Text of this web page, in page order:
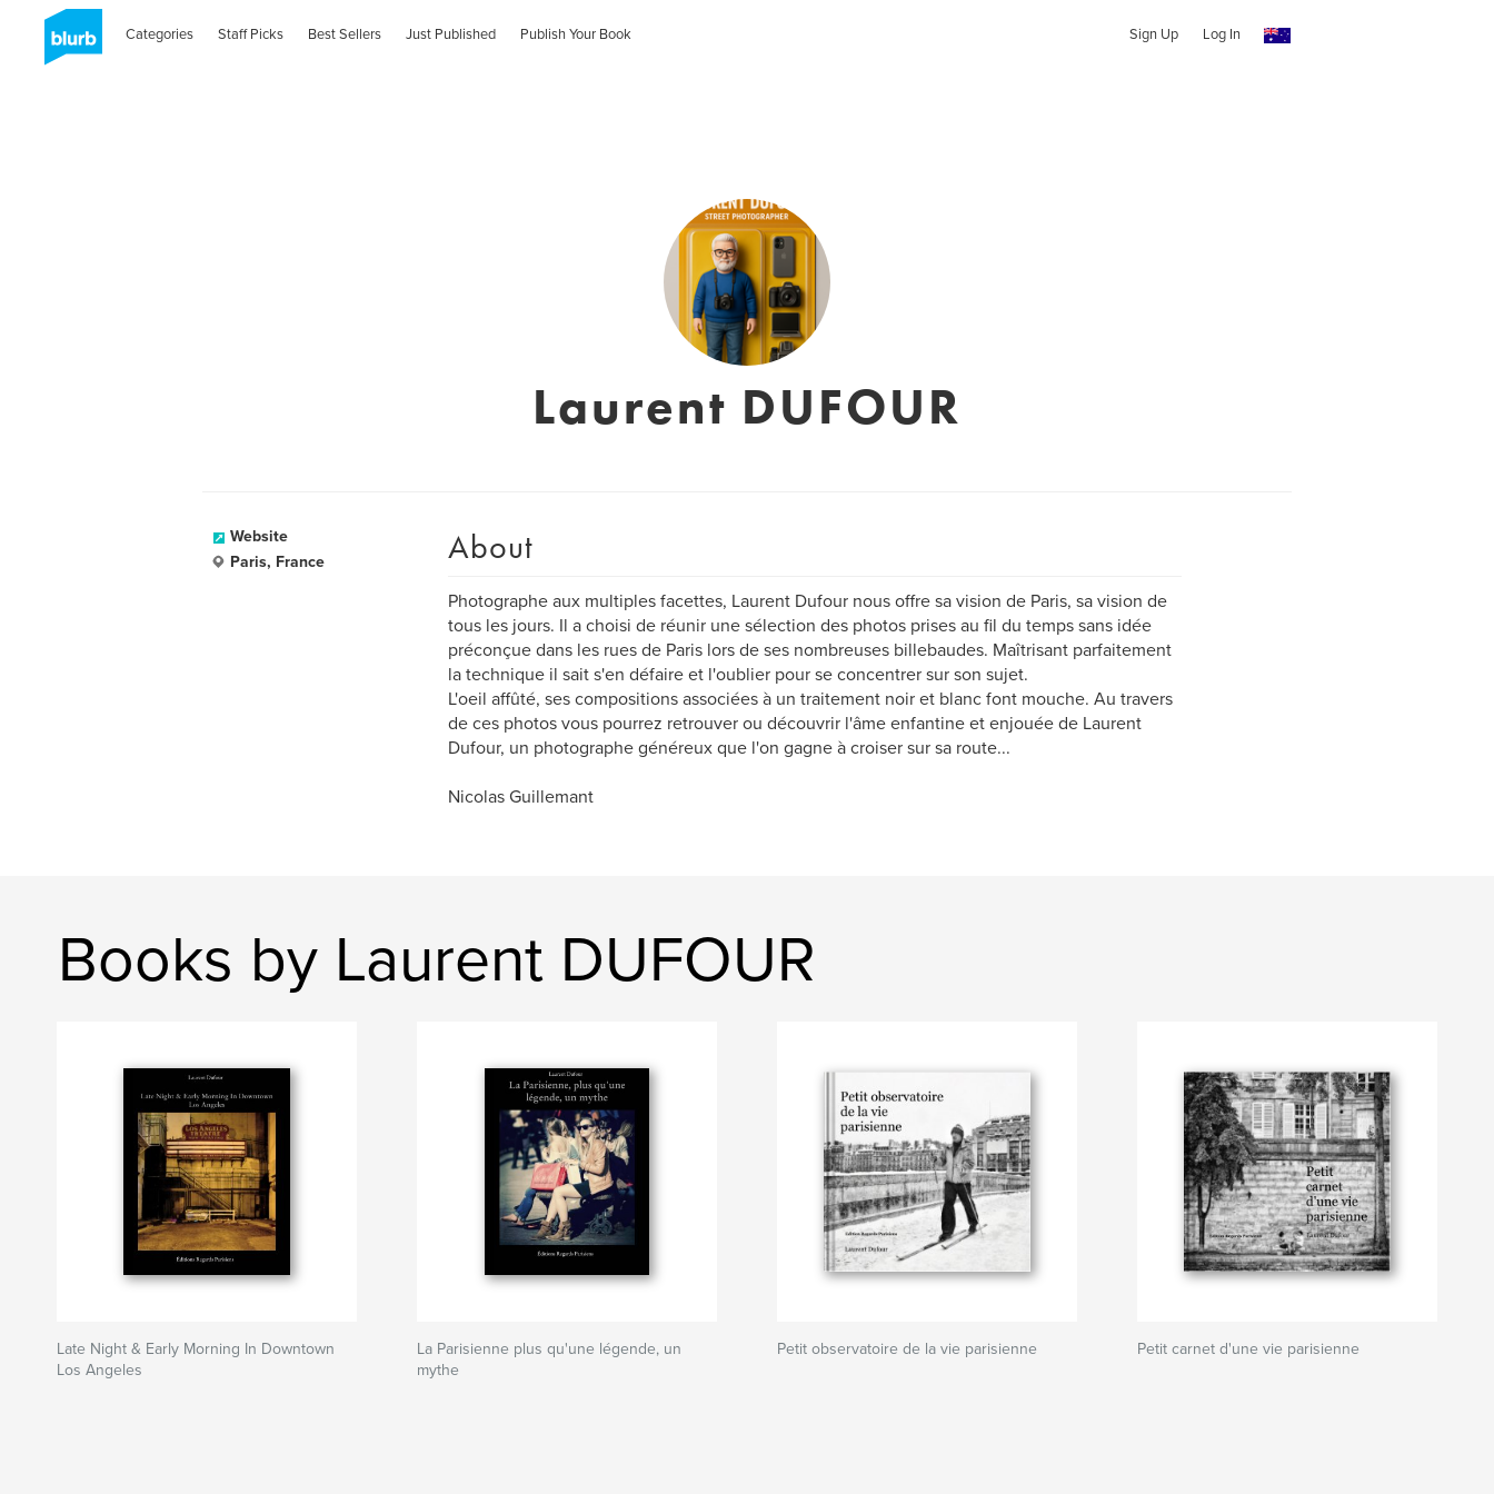
Categories Staff Picks Best Sellers Just Published Publish Your Book Sign Up Log In
Laurent DUFOUR
Website
Paris, France
About
Photographe aux multiples facettes, Laurent Dufour nous offre sa vision de Paris, sa vision de
tous les jours. Il a choisi de réunir une sélection des photos prises au fil du temps sans idée
préconçue dans les rues de Paris lors de ses nombreuses billebaudes. Maîtrisant parfaitement
la technique il sait s'en défaire et l'oublier pour se concentrer sur son sujet.
L'oeil affûté, ses compositions associées à un traitement noir et blanc font mouche. Au travers
de ces photos vous pourrez retrouver ou découvrir l'âme enfantine et enjouée de Laurent
Dufour, un photographe généreux que l'on gagne à croiser sur sa route...
Nicolas Guillemant
Books by Laurent DUFOUR
Late Night & Early Morning In Downtown
Los Angeles
La Parisienne plus qu'une légende, un
mythe
Petit observatoire de la vie parisienne Petit carnet d'une vie parisienne